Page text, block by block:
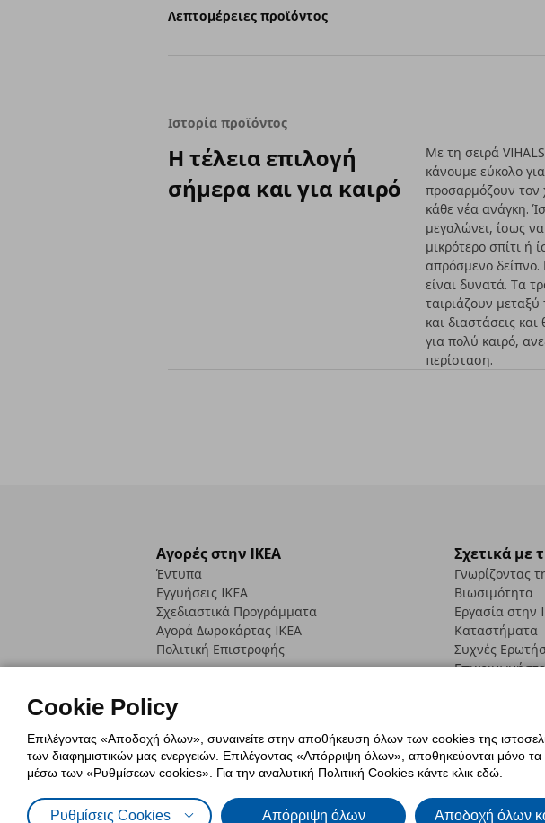
Λεπτομέρειες προϊόντος
Ιστορία προϊόντος
Η τέλεια επιλογή
σήμερα και για καιρό
Με τη σειρά
κάνουμε εύκολο
προσαρμόζουν
κάθε νέα ανάγκη.
μεγαλώνει, ίσως
μικρότερο σπίτι ή
απρόσμενο
είναι δυνατά. Τα
ταιριάζουν
και διαστάσεις
για πολύ καιρό,
περίσταση.
Αγορές στην IKEA
Έντυπα
Εγγυήσεις IKEA
Σχεδιαστικά Προγράμματα
Αγορά Δωρoκάρτας IKEA
Πολιτική Επιστροφής
Σχετικά με
Γνωρίζοντας
Βιωσιμότητα
Εργασία στην
Καταστήματα
Συχνές
Πολιτική Cookies Δήλωση ψηφιακής προσβασιμότητας
Cookie Policy
Επιλέγοντας «Αποδοχή όλων», συναινείτε στην αποθήκευση όλων των cookies της
των διαφημιστικών μας ενεργειών. Επιλέγοντας «Απόρριψη όλων», αποθηκεύονται μόνο τα
μέσω των «Ρυθμίσεων cookies». Για την αναλυτική Πολιτική Cookies κάντε κλικ εδώ.
Ρυθμίσεις Cookies Απόρριψη όλων Αποδοχή όλων